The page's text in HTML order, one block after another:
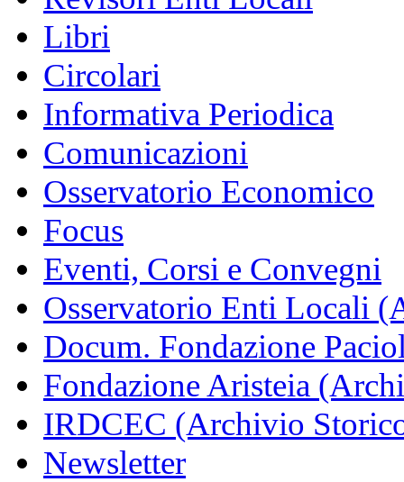
Libri
Circolari
Informativa Periodica
Comunicazioni
Osservatorio Economico
Focus
Eventi, Corsi e Convegni
Osservatorio Enti Locali
Docum. Fondazione
Fondazione Aristeia
IRDCEC (Archivio
Newsletter